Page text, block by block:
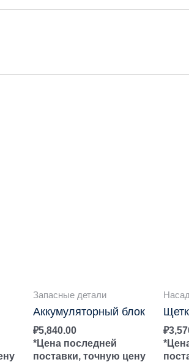
Запасные детали
Аккумуляторный блок
₽5,840.00
*Цена последней
поставки, точную цену
₽